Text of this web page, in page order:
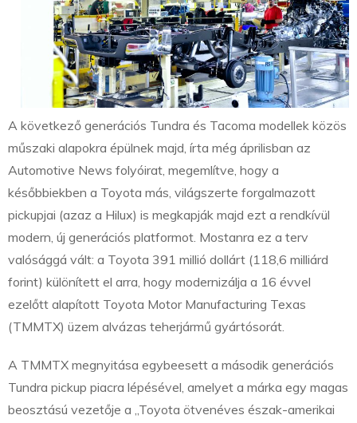
A következő generációs Tundra és Tacoma modellek közös
műszaki alapokra épülnek majd, írta még áprilisban az
Automotive News folyóirat, megemlítve, hogy a
későbbiekben a Toyota más, világszerte forgalmazott
pickupjai (azaz a Hilux) is megkapják majd ezt a rendkívül
modern, új generációs platformot. Mostanra ez a terv
valósággá vált: a Toyota 391 millió dollárt (118,6 milliárd
forint) különített el arra, hogy modernizálja a 16 évvel
ezelőtt alapított Toyota Motor Manufacturing Texas
(TMMTX) üzem alvázas teherjármű gyártósorát.
A TMMTX megnyitása egybeesett a második generációs
Tundra pickup piacra lépésével, amelyet a márka egy magas
beosztású vezetője a „Toyota ötvenéves észak-amerikai